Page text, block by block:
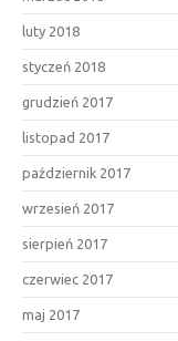
luty 2018
styczeń 2018
grudzień 2017
listopad 2017
październik 2017
wrzesień 2017
sierpień 2017
czerwiec 2017
maj 2017